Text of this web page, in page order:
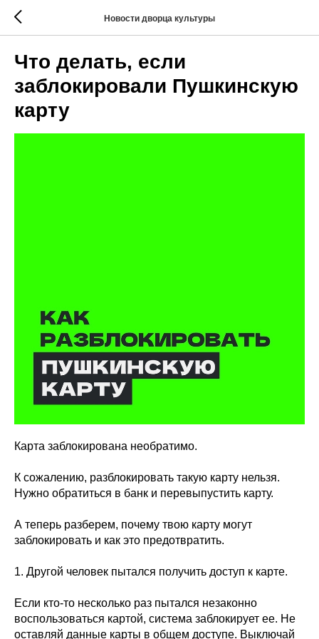
Новости дворца культуры
Что делать, если
заблокировали Пушкинскую
карту
Карта заблокирована необратимо.
К сожалению, разблокировать такую карту нельзя.
Нужно обратиться в банк и перевыпустить карту.
А теперь разберем, почему твою карту могут
заблокировать и как это предотвратить.
1. Другой человек пытался получить доступ к карте.
Если кто-то несколько раз пытался незаконно
воспользоваться картой, система заблокирует ее. Не
оставляй данные карты в общем доступе. Выключай